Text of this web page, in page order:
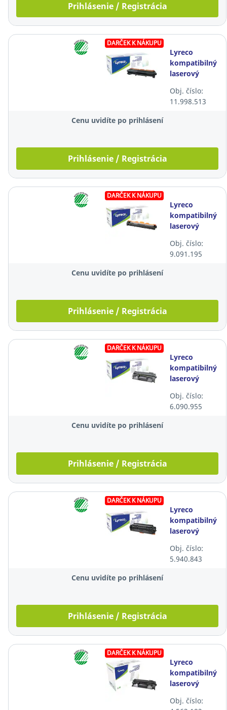
Prihlásenie / Registrácia
DARČEK K NÁKUPU
Lyreco
kompatibilný
laserový
TN2410,
čierny
Obj. číslo:
11.998.513
Cenu uvidíte po prihlásení
Prihlásenie / Registrácia
DARČEK K NÁKUPU
Lyreco
kompatibilný
laserový
TN1050,
čierny
Obj. číslo:
9.091.195
Cenu uvidíte po prihlásení
Prihlásenie / Registrácia
DARČEK K NÁKUPU
Lyreco
kompatibilný
laserový
(CF280A),
čierny
Obj. číslo:
6.090.955
Cenu uvidíte po prihlásení
Prihlásenie / Registrácia
DARČEK K NÁKUPU
Lyreco
kompatibilný
laserový
305A
(CE410A),
Obj. číslo:
5.940.843
Cenu uvidíte po prihlásení
Prihlásenie / Registrácia
DARČEK K NÁKUPU
Lyreco
kompatibilný
laserový
(CE505A),
Obj. číslo: